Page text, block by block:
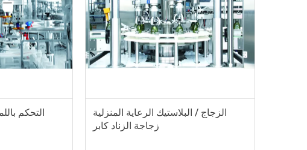
التحكم
الزجاج / البلاستيك الرعاية المنزلية
زجاجة الزناد كابر